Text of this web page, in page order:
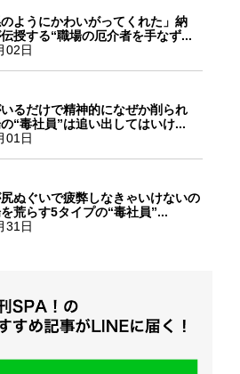
のようにかわいがってくれた」納
授する“職場の厄介者を手なず...
02日
いるだけで精神的になぜか削られ
“毒社員”は追い出してはいけ...
01日
尻ぬぐいで疲弊しなきゃいけないの
荒らす5タイプの“毒社員”...
31日